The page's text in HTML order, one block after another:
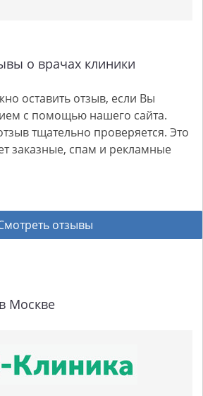
о врачах клиники
оставить отзыв, если Вы
с помощью нашего сайта.
тщательно проверяется. Это
заказные, спам и рекламные
отзывы
Москве